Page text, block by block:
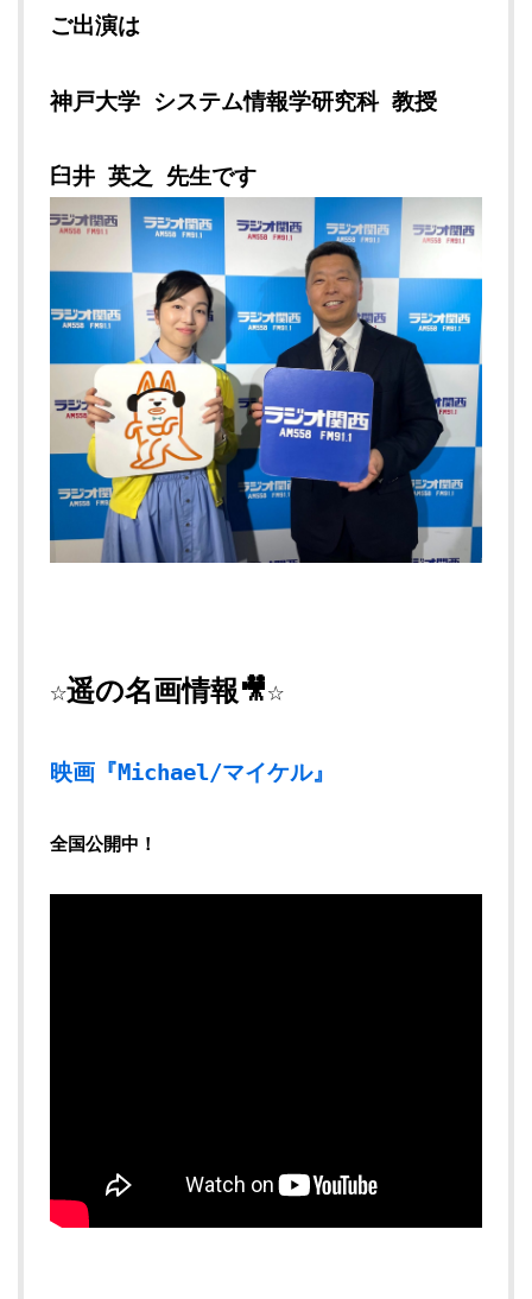
ご出演は
神戸大学 システム情報学研究科 教授
臼井 英之 先生です
☆遥の名画情報🎥☆
映画『Michael/マイケル』
全国公開中！